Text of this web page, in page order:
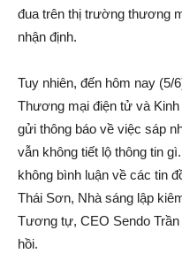
đua trên thị trường thương
nhận định.
Tuy nhiên, đến hôm nay (5/
Thương mại điện tử và
gửi thông báo về việc sáp
vẫn không tiết lộ thông tin
không bình luận về các tin
Thái Sơn, Nhà sáng lập
Tương tự, CEO Sendo
hồi.